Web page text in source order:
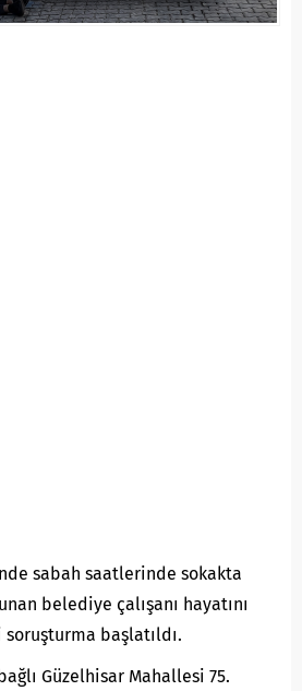
sabah saatlerinde sokakta
belediye çalışanı hayatını
başlatıldı.
Güzelhisar Mahallesi 75.